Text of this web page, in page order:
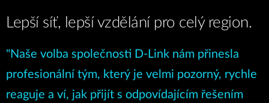
Lepší síť, lepší vzdělání pro celý region.
"Naše volba společnosti D-Link nám přinesla
profesionální tým, který je velmi pozorný, rychle
reaguje a ví, jak přijít s odpovídajícím řešením